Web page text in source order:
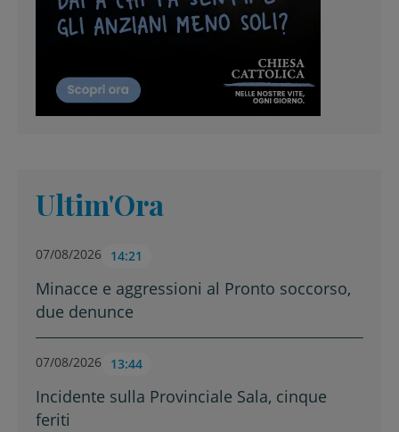
Ultim'Ora
07/08/2026 14:21
Minacce e aggressioni al Pronto soccorso,
due denunce
07/08/2026 13:44
Incidente sulla Provinciale Sala, cinque
feriti